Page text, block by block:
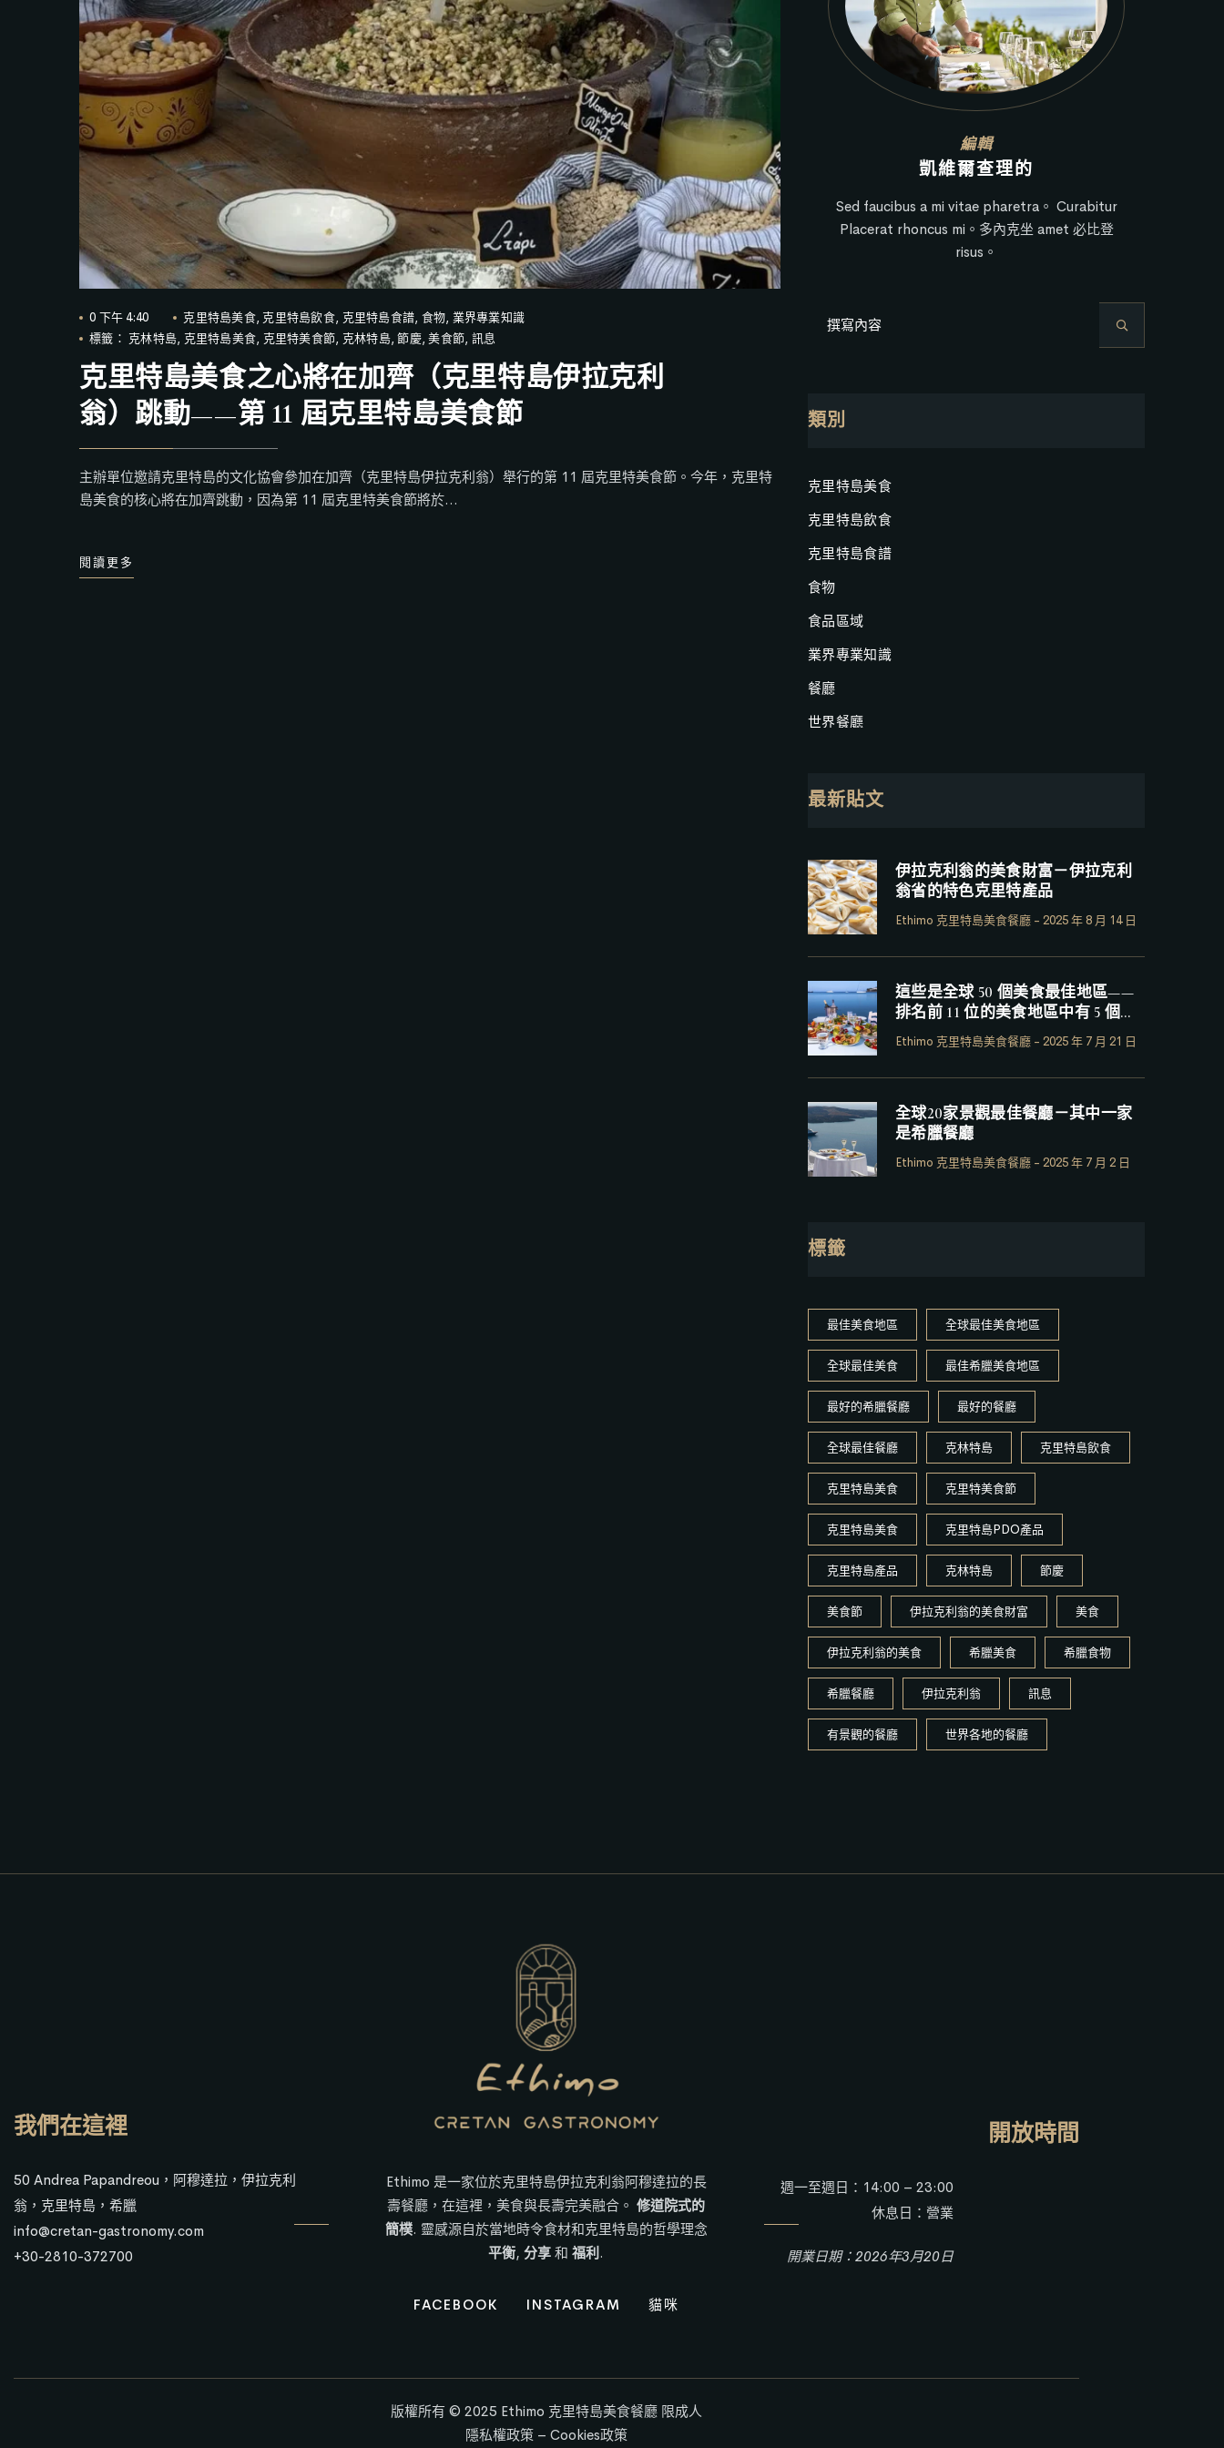
0 下午 4:40 克里特島美食, 克里特島飲食, 克里特島食譜, 食物, 業界專業知識
標籤： 克林特島, 克里特島美食, 克里特美食節, 克林特島,節慶,美食節, 訊息
克里特島美食之心將在加齊（克里特島伊拉克利
翁）跳動——第 11 屆克里特島美食節
主辦單位邀請克里特島的文化協會參加在加齊（克里特島伊拉克利翁）舉行的第 11 屆克里特美食節。今年，克里特
島美食的核心將在加齊跳動，因為第 11 屆克里特美食節將於...
閱讀更多
編輯
凱維爾查理的
Sed faucibus a mi vitae pharetra。 Curabitur
Placerat rhoncus mi。多內克坐 amet 必比登
risus。
類別
克里特島美食
克里特島飲食
克里特島食譜
食物
食品區域
業界專業知識
餐廳
世界餐廳
最新貼文
伊拉克利翁的美食財富－伊拉克利
翁省的特色克里特產品
Ethimo 克里特島美食餐廳 - 2025 年 8 月 14 日
這些是全球 50 個美食最佳地區——
排名前 11 位的美食地區中有 5 個是
希臘
Ethimo 克里特島美食餐廳 - 2025 年 7 月 21 日
全球20家景觀最佳餐廳－其中一家
是希臘餐廳
Ethimo 克里特島美食餐廳 - 2025 年 7 月 2 日
標籤
最佳美食地區 全球最佳美食地區
全球最佳美食 最佳希臘美食地區
最好的希臘餐廳 最好的餐廳
全球最佳餐廳 克林特島 克里特島飲食
克里特島美食 克里特美食節
克里特島美食 克里特島PDO產品
克里特島產品 克林特島 節慶
美食節 伊拉克利翁的美食財富 美食
伊拉克利翁的美食 希臘美食 希臘食物
希臘餐廳 伊拉克利翁 訊息
有景觀的餐廳 世界各地的餐廳
我們在這裡
50 Andrea Papandreou，阿穆達拉，伊拉克利
翁，克里特島，希臘
info@cretan-gastronomy.com
+30-2810-372700
Ethimo 是一家位於克里特島伊拉克利翁阿穆達拉的長
壽餐廳，在這裡，美食與長壽完美融合。修道院式的
簡樸. 靈感源自於當地時令食材和克里特島的哲學理念
平衡,分享 和福利 .
FACEBOOK INSTAGRAM 貓咪
開放時間
週一至週日：14:00 – 23:00
休息日：營業
開業日期：2026年3月20日
版權所有 © 2025 Ethimo 克里特島美食餐廳 限成人
隱私權政策 – Cookies政策